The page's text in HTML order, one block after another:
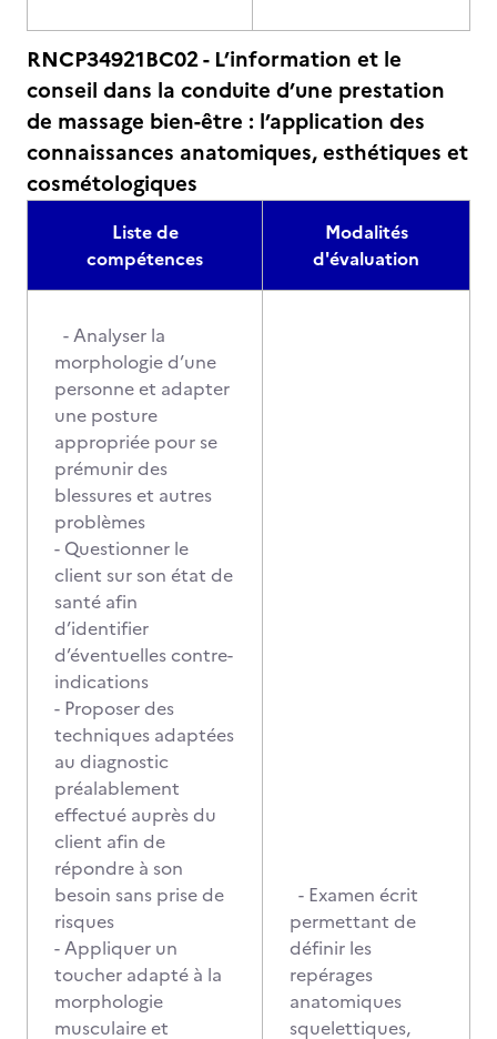
RNCP34921BC02 - L’information et le
conseil dans la conduite d’une prestation
de massage bien-être : l’application des
connaissances anatomiques, esthétiques et
cosmétologiques
Liste de
compétences
Modalités
d'évaluation
- Analyser la
morphologie d’une
personne et adapter
une posture
appropriée pour se
prémunir des
blessures et autres
problèmes
- Questionner le
client sur son état de
santé afin
d’identifier
d’éventuelles contre-
indications
- Proposer des
techniques adaptées
au diagnostic
préalablement
effectué auprès du
client afin de
répondre à son
besoin sans prise de
risques
- Appliquer un
toucher adapté à la
morphologie
musculaire et
- Examen écrit
permettant de
définir les
repérages
anatomiques
squelettiques,